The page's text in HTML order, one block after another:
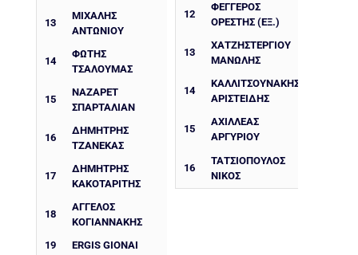
13
ΜΙΧΆΛΗΣ
ΑΝΤΩΝΊΟΥ
14
ΦΏΤΗΣ
ΤΣΑΛΟΥΜΆΣ
15
ΝΑΖΑΡΈΤ
ΣΠΑΡΤΑΛΙΆΝ
16
ΔΗΜΉΤΡΗΣ
ΤΖΑΝΈΚΑΣ
17
ΔΗΜΉΤΡΗΣ
ΚΑΚΟΤΑΡΊΤΗΣ
18
ΆΓΓΕΛΟΣ
ΚΟΓΙΑΝΝΆΚΗΣ
19
ERGIS GIONAI
12
ΦΕΓΓΕΡΌΣ
ΟΡΈΣΤΗΣ (ΕΞ.)
13
ΧΑΤΖΗΣΤΕΡΓΊΟΥ
ΜΑΝΏΛΗΣ
14
ΚΑΛΛΙΤΣΟΥΝΆΚΗΣ
ΑΡΙΣΤΕΊΔΗΣ
15
ΑΧΙΛΛΕΑΣ
ΑΡΓΥΡΙΟΥ
16
ΤΑΤΣΙΌΠΟΥΛΟΣ
ΝΊΚΟΣ